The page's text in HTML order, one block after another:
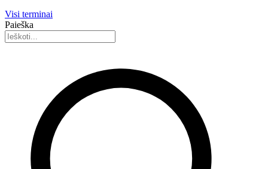
Visi terminai
Paieška